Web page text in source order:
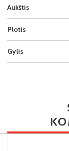
Aukštis
Plotis
Gylis